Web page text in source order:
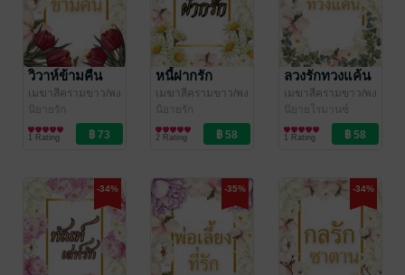
วิวาห์ข้ามคืน
เมฆาสีครามขาว/พง
พะงา/ เมฆสีคราม
ขาว
นิยายรัก
1 Rating
หนี้ฝากรัก
เมฆาสีครามขาว/พง
พะงา/ เมฆสีคราม
ขาว
นิยายรัก
2 Rating
ลวงรักทวงแค้น
เมฆาสีครามขาว/พง
พะงา / เมฆสีคราม
ขาว
นิยายโรมานซ์
1 Rating
-34% -35% -34%